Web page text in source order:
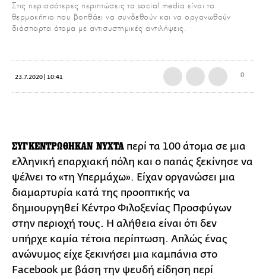
Στις περισσότερες περιπτώσεις τα social media είναι το
θερμοκήπιο που βοηθάει να συνδεθούν και να οργανωθούν
διάσπαρτα άτομα με αντισυστημικές αντιλήψεις.
23.7.2020 | 10:41 0
ΣΥΓΚΕΝΤΡΩΘΗΚΑΝ ΝΥΧΤΑ περί τα 100 άτομα σε μια
ελληνική επαρχιακή πόλη και ο παπάς ξεκίνησε να
ψέλνει το «τη Υπερμάχω». Είχαν οργανώσει μια
διαμαρτυρία κατά της προοπτικής να
δημιουργηθεί Κέντρο Φιλοξενίας Προσφύγων
στην περιοχή τους. Η αλήθεια είναι ότι δεν
υπήρχε καμία τέτοια περίπτωση. Απλώς ένας
ανώνυμος είχε ξεκινήσει μια καμπάνια στο
Facebook με βάση την ψευδή είδηση περί